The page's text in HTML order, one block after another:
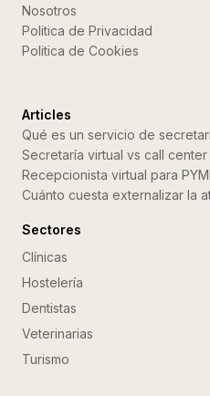
Nosotros
Politica de Privacidad
Politica de Cookies
Articles
Qué es un servicio de
Secretaría virtual vs call center
Recepcionista virtual para
Cuánto cuesta externalizar la
Sectores
Clínicas
Hostelería
Dentistas
Veterinarias
Turismo